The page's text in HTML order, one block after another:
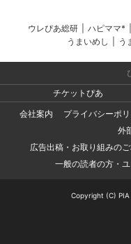
ウレぴあ総研 ハピママ*
うまいめし
う
チケットぴあ
会社案内
プライバシーポ
外
広告出稿・お取り組みの
一般の読者の方・
Copyright (C) PIA